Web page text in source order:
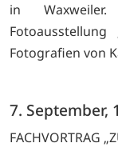
in
Fotoausstellung
Fotografien von
7. September,
FACHVORTRAG